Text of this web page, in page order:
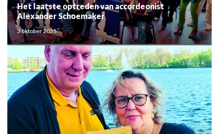
Het laatste optreden van accordeonist
Alexander Schoemaker
3 oktober 2025